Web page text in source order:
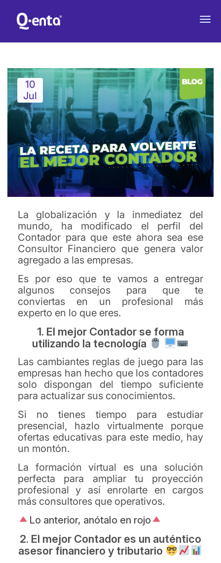
10
Jul
La globalización y la inmediatez del
mundo, ha modificado el perfil del
Contador para que este ahora sea ese
Consultor Financiero que genera valor
agregado a las empresas.
Es por eso que te vamos a entregar
algunos consejos para que te
conviertas en un profesional más
experto en lo que eres.
1. El mejor Contador se forma
utilizando la tecnología
Las cambiantes reglas de juego para las
empresas han hecho que los contadores
solo dispongan del tiempo suficiente
para actualizar sus conocimientos.
Si no tienes tiempo para estudiar
presencial, hazlo virtualmente porque
ofertas educativas para este medio, hay
un montón.
La formación virtual es una solución
perfecta para ampliar tu proyección
profesional y así enrolarte en cargos
más consultores que operativos.
Lo anterior, anótalo en rojo
2. El mejor Contador es un auténtico
asesor financiero y tributario